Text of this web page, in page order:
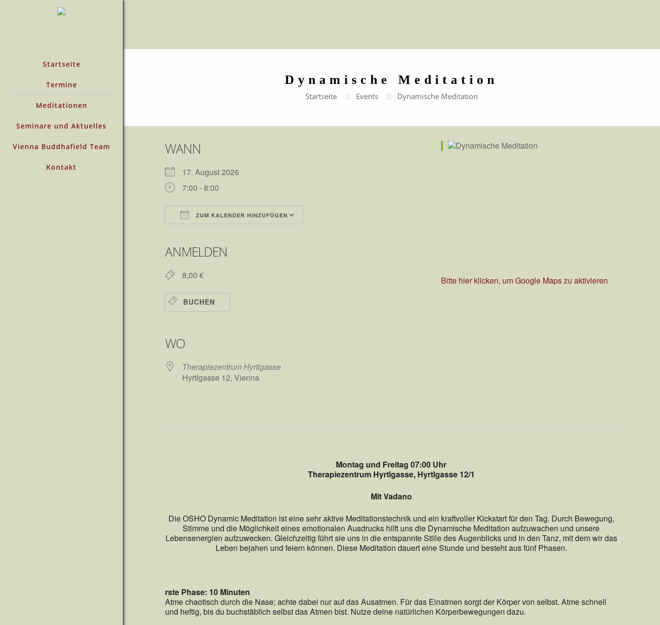
Startseite
Termine
Meditationen
Seminare und Aktuelles
Vienna Buddhafield Team
Kontakt
Dynamische Meditation
Startseite Events Dynamische Meditation
Bitte hier klicken, um Google Maps zu aktivieren
WANN
17. August 2026
7:00 - 8:00
ZUM KALENDER HINZUFÜGEN
ANMELDEN
8,00 €
BUCHEN
WO
Therapiezentrum Hyrtlgasse
Hyrtlgasse 12, Vienna
Montag und Freitag 07:00 Uhr
Therapiezentrum Hyrtlgasse, Hyrtlgasse 12/1
Mit Vadano
Die OSHO Dynamic Meditation ist eine sehr aktive Meditationstechnik und ein kraftvoller Kickstart für den Tag. Durch Bewegung,
Stimme und die Möglichkeit eines emotionalen Ausdrucks hilft uns die Dynamische Meditation aufzuwachen und unsere
Lebensenergien aufzuwecken. Gleichzeitig führt sie uns in die entspannte Stille des Augenblicks und in den Tanz, mit dem wir das
Leben bejahen und feiern können. Diese Meditation dauert eine Stunde und besteht aus fünf Phasen.
rste Phase: 10 Minuten
Atme chaotisch durch die Nase; achte dabei nur auf das Ausatmen. Für das Einatmen sorgt der Körper von selbst. Atme schnell
und heftig, bis du buchstäblich selbst das Atmen bist. Nutze deine natürlichen Körperbewegungen dazu.